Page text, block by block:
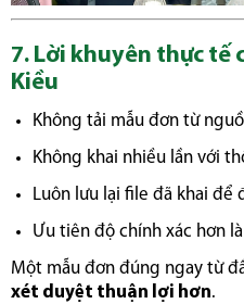
7. Lời khuyên thực tế
Kiều
Không tải mẫu đơn từ
Không khai nhiều lần với
Luôn lưu lại file đã khai để
Ưu tiên độ chính xác hơn
Một mẫu đơn đúng ngay từ
xét duyệt thuận lợi hơn.